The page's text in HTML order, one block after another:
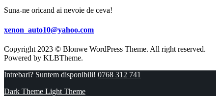
Suna-ne oricand ai nevoie de ceva!
xenon_auto10@yahoo.com
Copyright 2023 © Blonwe WordPress Theme. All right reserved.
Powered by KLBTheme.
Intrebari? Suntem disponibili! 0768 312 741
Dark Theme Light Theme